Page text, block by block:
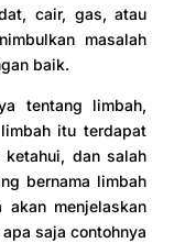
cair, gas, atau
masalah
baik.
tentang limbah,
itu terdapat
dan salah
bernama limbah
menjelaskan
saja contohnya